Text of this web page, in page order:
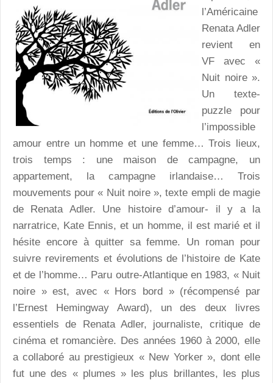
l’Américaine
Renata Adler
revient en
VF avec «
Nuit noire ».
Un texte-
puzzle pour
l’impossible
amour entre un homme et une femme… Trois lieux,
trois temps : une maison de campagne, un
appartement, la campagne irlandaise… Trois
mouvements pour « Nuit noire », texte empli de magie
de Renata Adler. Une histoire d’amour- il y a la
narratrice, Kate Ennis, et un homme, il est marié et il
hésite encore à quitter sa femme. Un roman pour
suivre revirements et évolutions de l’histoire de Kate
et de l’homme… Paru outre-Atlantique en 1983, « Nuit
noire » est, avec « Hors bord » (récompensé par
l’Ernest Hemingway Award), un des deux livres
essentiels de Renata Adler, journaliste, critique de
cinéma et romancière. Des années 1960 à 2000, elle
a collaboré au prestigieux « New Yorker », dont elle
fut une des « plumes » les plus brillantes, les plus